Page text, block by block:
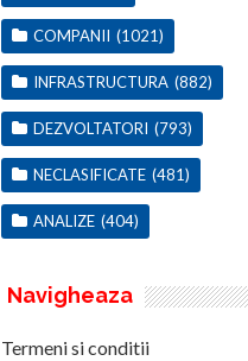
COMPANII (1021)
INFRASTRUCTURA (882)
DEZVOLTATORI (793)
NECLASIFICATE (481)
ANALIZE (404)
Navigheaza
Termeni si conditii